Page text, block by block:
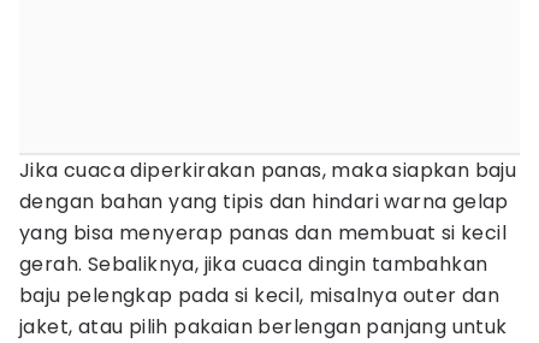
Jika cuaca diperkirakan panas, maka siapkan baju
dengan bahan yang tipis dan hindari warna gelap
yang bisa menyerap panas dan membuat si kecil
gerah. Sebaliknya, jika cuaca dingin tambahkan
baju pelengkap pada si kecil, misalnya outer dan
jaket, atau pilih pakaian berlengan panjang untuk